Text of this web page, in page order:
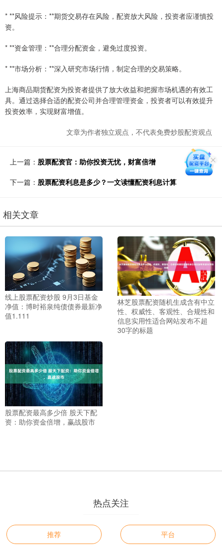
* **风险提示：**期货交易存在风险，配资放大风险，投资者应谨慎投
资。
* **资金管理：**合理分配资金，避免过度投资。
* **市场分析：**深入研究市场行情，制定合理的交易策略。
上海商品期货配资为投资者提供了放大收益和把握市场机遇的有效工
具。通过选择合适的配资公司并合理管理资金，投资者可以有效提升
投资效率，实现财富增值。
文章为作者独立观点，不代表免费炒股配资观点
上一篇： 股票配资官：助你投资无忧，财富倍增
下一篇： 股票配资利息是多少？一文读懂配资利息计算
相关文章
线上股票配资炒股 9月3日基金
净值：博时裕泉纯债债券最新净
值1.111
林芝股票配资随机生成含有中立
性、权威性、客观性、合规性和
信息实用性适合网站发布不超
30字的标题
股票配资最高多少倍 股天下配
资：助你资金倍增，赢战股市
热点关注
推荐 平台